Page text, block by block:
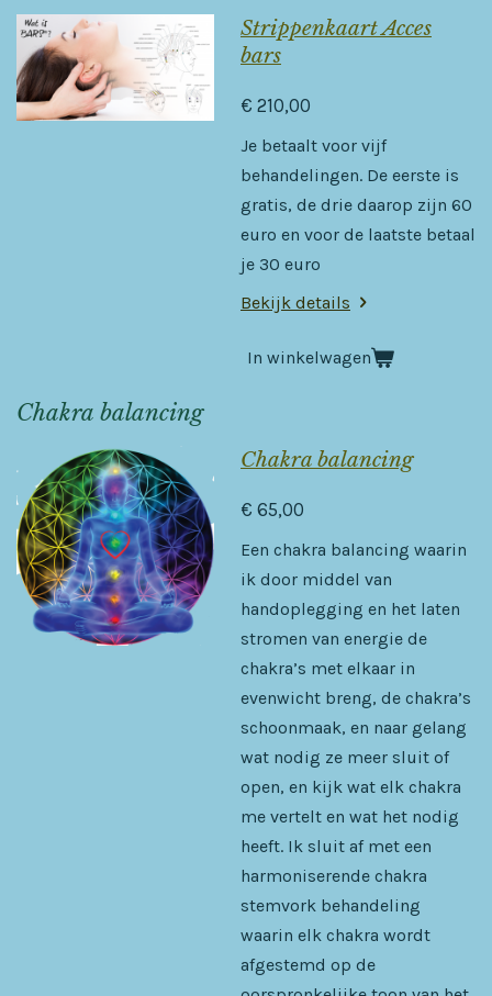
Strippenkaart Acces
bars
€ 210,00
Je betaalt voor vijf
behandelingen. De eerste is
gratis, de drie daarop zijn 60
euro en voor de laatste betaal
je 30 euro
Bekijk details
In winkelwagen
Chakra balancing
Chakra balancing
€ 65,00
Een chakra balancing waarin
ik door middel van
handoplegging en het laten
stromen van energie de
chakra’s met elkaar in
evenwicht breng, de chakra’s
schoonmaak, en naar gelang
wat nodig ze meer sluit of
open, en kijk wat elk chakra
me vertelt en wat het nodig
heeft. Ik sluit af met een
harmoniserende chakra
stemvork behandeling
waarin elk chakra wordt
afgestemd op de